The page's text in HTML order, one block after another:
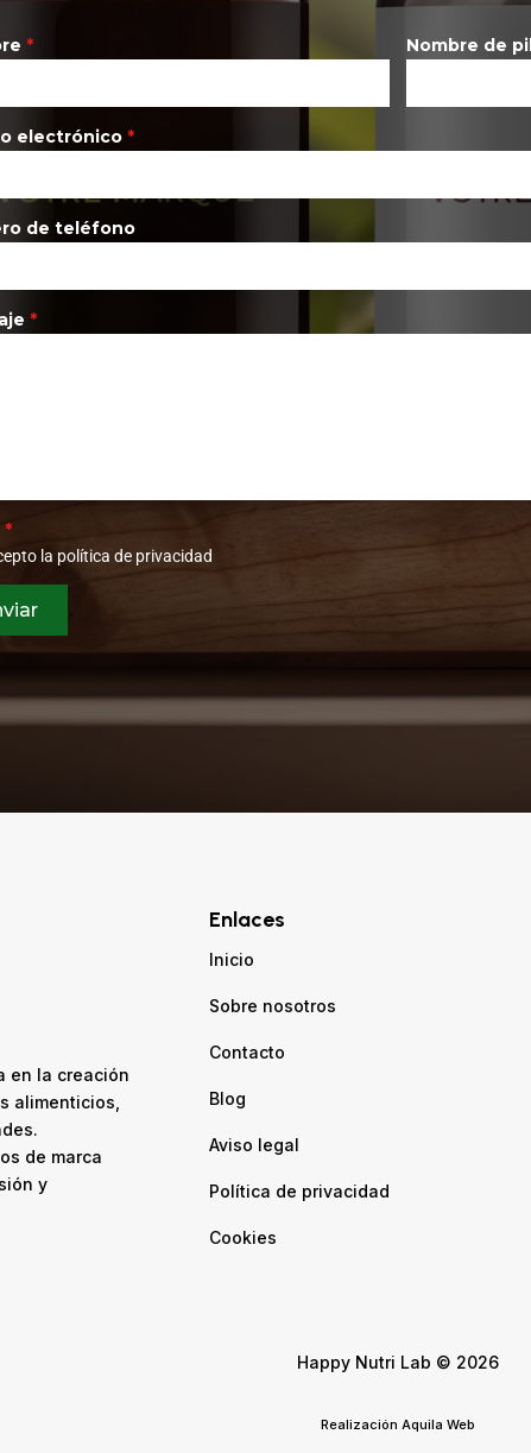
* Nombre de
electrónico *
de teléfono
*
*
la política de privacidad
en la creación
alimenticios,
de marca
y
Enlaces
Inicio
Sobre nosotros
Contacto
Blog
Aviso legal
Política de privacidad
Cookies
Happy Nutri Lab © 2026
Realización Aquila Web